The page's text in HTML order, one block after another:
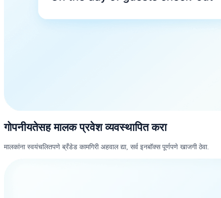
गोपनीयतेसह मालक प्रवेश व्यवस्थापित करा
मालकांना स्वयंचलितपणे ब्रँडेड कामगिरी अहवाल द्या, सर्व इनबॉक्स पूर्णपणे खाजगी ठेवा.